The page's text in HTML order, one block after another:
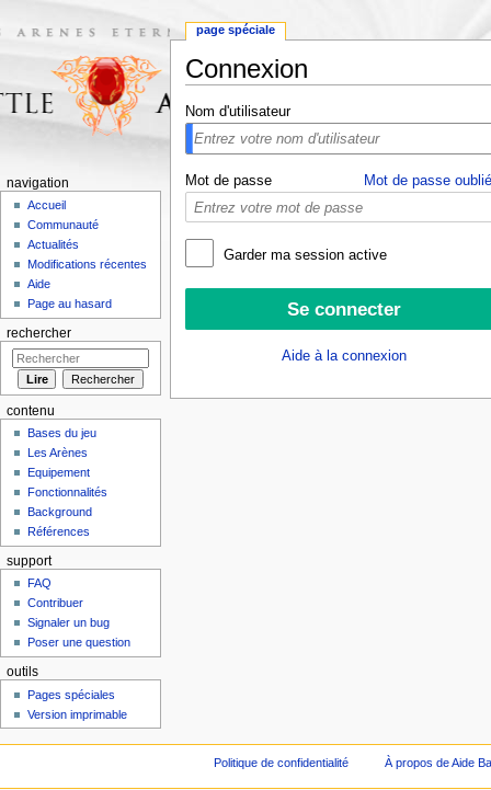
Connexion
Nom d'utilisateur
Mot de passe Mot de passe
Garder ma session active
Aide à la connexion
page spéciale
navigation
Accueil
Communauté
Actualités
Modifications récentes
Aide
Page au hasard
rechercher
contenu
Bases du jeu
Les Arènes
Equipement
Fonctionnalités
Background
Références
support
FAQ
Contribuer
Signaler un bug
Poser une question
outils
Pages spéciales
Version imprimable
Politique de confidentialité À propos de Aide